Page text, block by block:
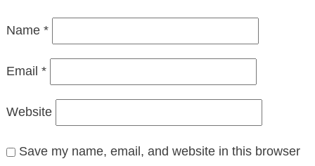
Name *
Email *
Website
Save my name, email, and website in this browser